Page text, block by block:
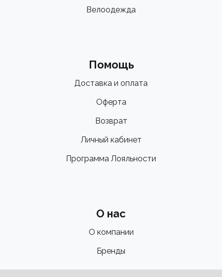
Велоодежда
Помощь
Доставка и оплата
Оферта
Возврат
Личный кабинет
Программа Лояльности
О нас
О компании
Бренды